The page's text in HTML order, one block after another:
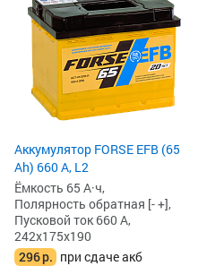
Аккумулятор FORSE EFB (65
Ah) 660 А, L2
Ёмкость 65 А·ч,
Полярность обратная [- +],
Пусковой ток 660 А,
242x175x190
296р. при сдаче акб